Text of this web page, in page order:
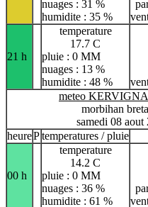
nuages : 31 %
humidite : 35 %
21 h
temperature
17.7 C
pluie : 0 MM
nuages : 13 %
humidite : 48 %
meteo
morbihan
samedi 08 aout
heurePtemperatures / pluie
00 h
temperature
14.2 C
pluie : 0 MM
nuages : 36 %
humidite : 61 %